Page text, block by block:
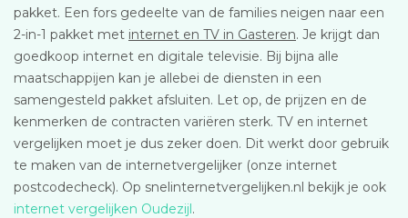
pakket. Een fors gedeelte van de families neigen naar een
2-in-1 pakket met internet en TV in Gasteren. Je krijgt dan
goedkoop internet en digitale televisie. Bij bijna alle
maatschappijen kan je allebei de diensten in een
samengesteld pakket afsluiten. Let op, de prijzen en de
kenmerken de contracten variëren sterk. TV en internet
vergelijken moet je dus zeker doen. Dit werkt door gebruik
te maken van de internetvergelijker (onze internet
postcodecheck). Op snelinternetvergelijken.nl bekijk je ook
internet vergelijken Oudezijl.